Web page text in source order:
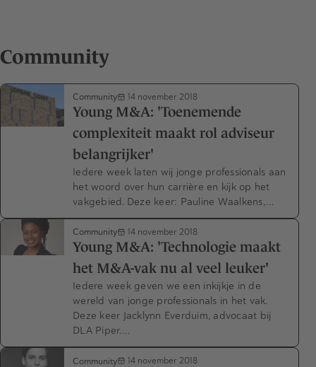
Community
Community 14 november 2018
Young M&A: 'Toenemende
complexiteit maakt rol adviseur
belangrijker'
Iedere week laten wij jonge professionals aan
het woord over hun carrière en kijk op het
vakgebied. Deze keer: Pauline Waalkens,…
Community 14 november 2018
Young M&A: 'Technologie maakt
het M&A-vak nu al veel leuker'
Iedere week geven we een inkijkje in de
wereld van jonge professionals in het vak.
Deze keer Jacklynn Everduim, advocaat bij
DLA Piper.…
Community 14 november 2018